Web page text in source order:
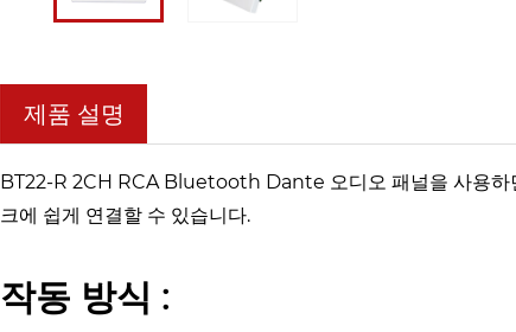
제품 설명
BT22-R 2CH RCA Bluetooth Dante 오디오 패널을 사용
크에 쉽게 연결할 수 있습니다.
작동 방식 :